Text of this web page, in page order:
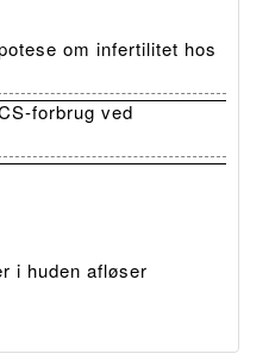
om infertilitet hos
forbrug ved
i huden afløser